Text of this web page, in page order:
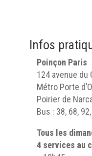
Infos
Poinçon Paris
124 avenue du
Métro Porte
Poirier de
Bus : 38, 68,
Tous les
4 services au